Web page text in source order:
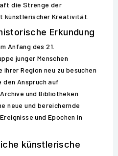
die Strenge der
künstlerischer Kreativität.
Erkundung
Anfang des 21.
junger Menschen
Region neu zu besuchen
den Anspruch auf
und Bibliotheken
neue und bereichernde
und Epochen in
künstlerische